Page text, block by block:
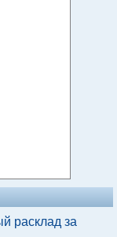
расклад за